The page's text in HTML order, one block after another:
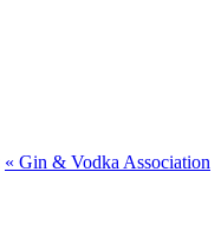
« Gin & Vodka Association